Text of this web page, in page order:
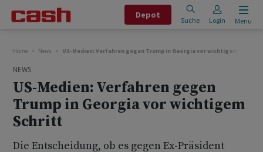
Depot
Suche Login Menu
Home News US-Medien: Verfahren gegen Trump in Georgia vor wichtigem Schritt
NEWS
US-Medien: Verfahren gegen
Trump in Georgia vor wichtigem
Schritt
Die Entscheidung, ob es gegen Ex-Präsident